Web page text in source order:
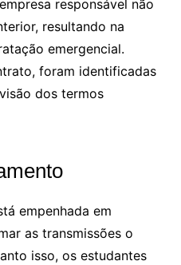
responsável não
resultando na
emergencial.
foram identificadas
dos termos
empenhada em
as transmissões o
isso, os estudantes